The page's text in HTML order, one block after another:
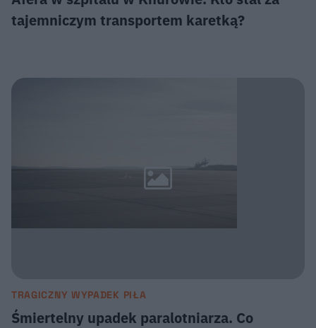
tajemniczym transportem karetką?
TRAGICZNY WYPADEK PIŁA
Śmiertelny upadek paralotniarza. Co